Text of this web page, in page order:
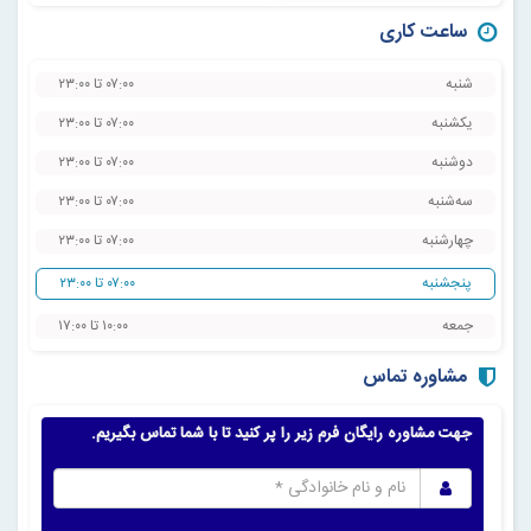
ساعت کاری
شنبه
۰۷:۰۰ تا ۲۳:۰۰
یکشنبه
۰۷:۰۰ تا ۲۳:۰۰
دوشنبه
۰۷:۰۰ تا ۲۳:۰۰
سه‌شنبه
۰۷:۰۰ تا ۲۳:۰۰
چهارشنبه
۰۷:۰۰ تا ۲۳:۰۰
پنجشنبه
۰۷:۰۰ تا ۲۳:۰۰
جمعه
۱۰:۰۰ تا ۱۷:۰۰
مشاوره تماس